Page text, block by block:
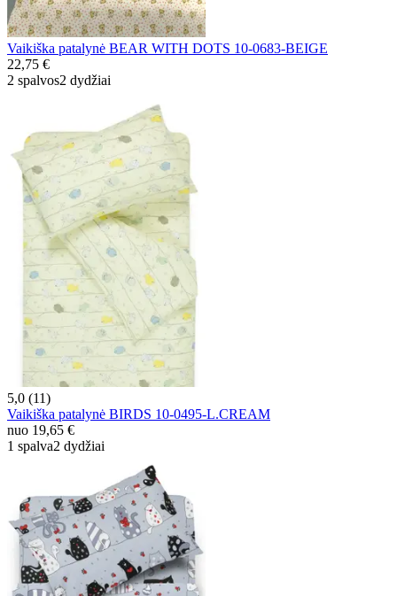
Vaikiška patalynė BEAR WITH DOTS 10-0683-BEIGE
22,75 €
2 spalvos2 dydžiai
5,0 (11)
Vaikiška patalynė BIRDS 10-0495-L.CREAM
nuo 19,65 €
1 spalva2 dydžiai